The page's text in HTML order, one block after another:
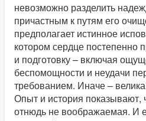
невозможно разделить
причастным к путям его
предполагает истинное
котором сердце постепенно
и подготовку – включая
беспомощности и неудачи
требованием. Иначе –
Опыт и история показывают,
отнюдь не воображаемая. И